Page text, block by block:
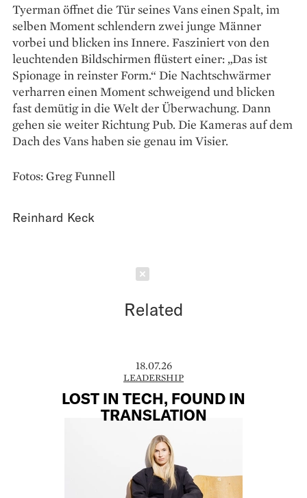
Tyerman öffnet die Tür seines Vans einen Spalt, im
selben Moment schlendern zwei junge Männer
vorbei und blicken ins Innere. Fasziniert von den
leuchtenden Bildschirmen flüstert einer: „Das ist
Spionage in reinster Form.“ Die Nachtschwärmer
verharren einen Moment schweigend und blicken
fast demütig in die Welt der Überwachung. Dann
gehen sie weiter Richtung Pub. Die Kameras auf dem
Dach des Vans haben sie genau im Visier.
Fotos: Greg Funnell
Reinhard Keck
Related
18.07.26
LEADERSHIP
LOST IN TECH, FOUND IN
TRANSLATION